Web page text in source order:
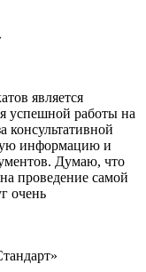
является
успешной работы на
консультативной
информацию и
Думаю, что
проведение самой
очень